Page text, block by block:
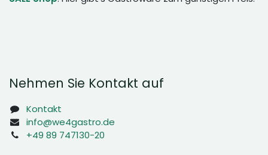
Nehmen Sie Kontakt auf
Kontakt
info@we4gastro.de
+49 89 747130-20